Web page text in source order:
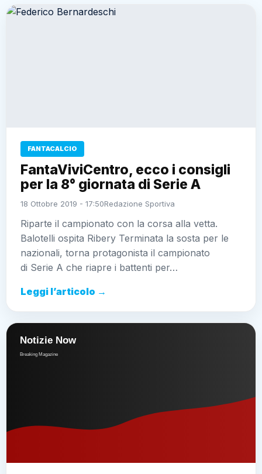
FANTACALCIO
FantaViviCentro, ecco i consigli
per la 8° giornata di Serie A
18 Ottobre 2019 - 17:50Redazione Sportiva
Riparte il campionato con la corsa alla vetta.
Balotelli ospita Ribery Terminata la sosta per le
nazionali, torna protagonista il campionato
di Serie A che riapre i battenti per…
Leggi l’articolo →